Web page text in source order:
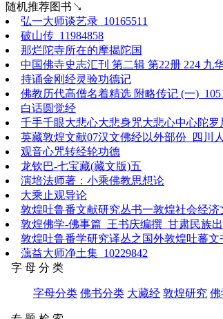
随机推荐图书↘
弘一大师谈艺录_10165511
破山传_11984858
那烂陀寺所在的摩揭陀国
中国佛寺史志汇刊 第二辑 第22册 224 九华
持诵金刚经灵验功德记
佛教历代高僧名着精选 附略传记 (一
白话圆觉经
千手千眼大悲心大悲身咒大悲心中心陀罗
英藏敦煌文献07汉文佛经以外部份_四川
观音心咒转经轮功德
龙钦巴-七宝藏(藏文版)五
演培法师著：小乘佛教思想论
大乘止观导论
敦煌吐鲁番文献研究丛书一敦煌社会经济
敦煌佛学-佛事篇_王书庆编撰_甘肃民族
敦煌吐鲁番学研究译丛之国外敦煌吐蕃文
蕅益大师净土集_10229842
字 母 分 类
字母分类 佛书分类 大藏经 敦煌研究 佛